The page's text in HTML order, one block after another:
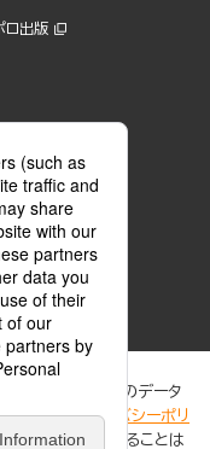
ロ出版
ためにCookie等のデータ
細は、「プライバシーポリ
個人情報を追跡することは